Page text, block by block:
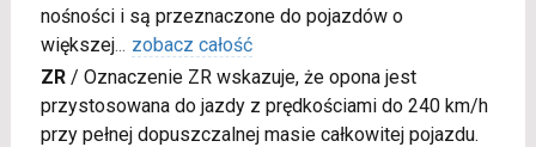
nośności i są przeznaczone do pojazdów o
większej... zobacz całość
ZR/ Oznaczenie ZR wskazuje, że opona jest
przystosowana do jazdy z prędkościami do 240 km/h
przy pełnej dopuszczalnej masie całkowitej pojazdu.